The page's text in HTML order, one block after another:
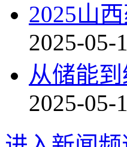
2025山
2025-05-
从储能
2025-05-